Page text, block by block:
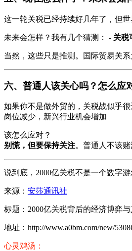
这一轮关税已经持续好几年了，但
未来会怎样？我有几个猜测： - 关税
当然，这些只是推测。国际贸易关
六、普通人该关心吗？怎么应
如果你不是做外贸的，关税战似乎
岗位减少，新兴行业机会增加
该怎么应对？
别慌，但要保持关注。普通人不该
说到底，2000亿关税不是一个数字
来源： 安莎通讯社
标题：2000亿关税背后的经济博弈与
地址：http://www.a0bm.com/new/
心灵鸡汤：